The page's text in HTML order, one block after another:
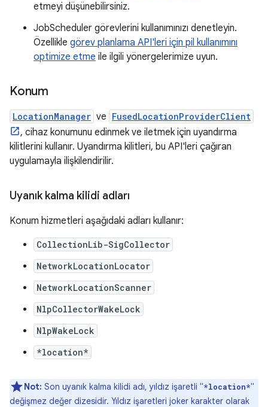
etmeyi düşünebilirsiniz.
JobScheduler görevlerini kullanımınızı denetleyin.
Özellikle görev planlama API'leri için pil kullanımını
optimize etme ile ilgili yönergelerimize uyun.
Konum
LocationManager ve FusedLocationProviderClient
, cihaz konumunu edinmek ve iletmek için uyandırma
kilitlerini kullanır. Uyandırma kilitleri, bu API'leri çağıran
uygulamayla ilişkilendirilir.
Uyanık kalma kilidi adları
Konum hizmetleri aşağıdaki adları kullanır:
CollectionLib-SigCollector
NetworkLocationLocator
NetworkLocationScanner
NlpCollectorWakeLock
NlpWakeLock
*location*
Not: Son uyanık kalma kilidi adı, yıldız işaretli "*location*"
değişmez değer dizesidir. Yıldız işaretleri joker karakter olarak